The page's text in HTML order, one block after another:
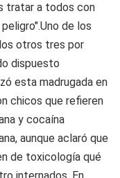
tratar a todos con
de los
otros tres por
dispuesto
esta madrugada en
chicos que refieren
y cocaína
aunque aclaró que
de toxicología qué